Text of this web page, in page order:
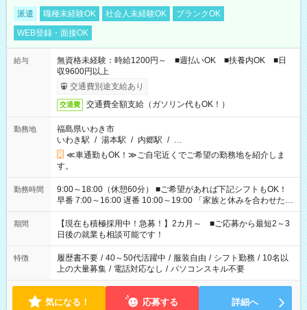
派遣 職種未経験OK 社会人未経験OK
ブランクOK
WEB登録・面接OK
給与
無資格未経験：時給1200円～ ■週払いOK ■扶養内OK ■日
収9600円以上
交通費別途支給あり
交通費 交通費全額支給（ガソリン代もOK！）
勤務地
福島県いわき市
いわき駅 / 湯本駅 / 内郷駅 / …
≪車通勤もOK！≫ご自宅近くでご希望の勤務地を紹介しま
す。
勤務時間
9:00～18:00（休憩60分） ■ご希望があれば下記シフトもOK！
早番 7:00～16:00 遅番 10:00～19:00 「家族と休みを合わせた
い」 「余裕を持って夕飯の準備がしたい」 「できれば残業はし
たくない」 など、ご希望を教えてくださいね。 ※Wワーク希望
の方へ 今ご覧のお仕事で希望する勤務時間と、もう1つのお仕事
の勤務時間。 合計で週40時間を超える場合は応募できません。
期間
【現在も積極採用中！急募！】2カ月～ ■ご応募から最短2～3
日後の就業も相談可能です！
特徴 履歴書不要 / 40～50代活躍中 / 服装自由 / シフト勤務 / 10名以
上の大量募集 / 電話対応なし / パソコンスキル不要
気になる！ 応募する 詳細へ